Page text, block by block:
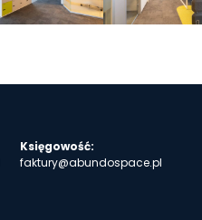
Księgowość:
faktury@abundospace.pl